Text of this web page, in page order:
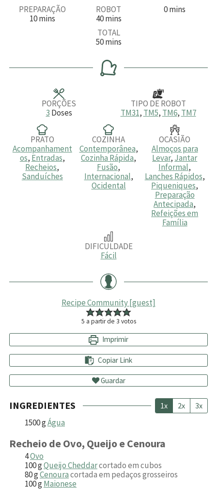
PREPARAÇÃO
10mmins
ROBOT
40m
i
n
u
o
s
mins
0m
mins
TOTAL
50m
n
u
t
mins
PORÇÕES
3 Doses
TIPO DE ROBOT
TM31, TM5, TM6, TM7
PRATO
Acompanhament
os, Entradas,
Recheios,
Sanduíches
COZINHA
Contemporânea,
Cozinha Rápida,
Fusão,
Internacional,
Ocidental
OCASIÃO
Almoços para
Levar, Jantar
Informal,
Lanches Rápidos,
Piqueniques,
Preparação
Antecipada,
Refeições em
Família
DIFICULDADE
Fácil
Recipe Community [guest]
5 a partir de 3 votos
Imprimir
Copiar Link
Guardar
INGREDIENTES 1x 2x 3x
1500gÁgua
Recheio de Ovo, Queijo e Cenoura
4Ovo
100gQueijo Cheddarcortado em cubos
80gCenouracortada em pedaços grosseiros
100gMaionese